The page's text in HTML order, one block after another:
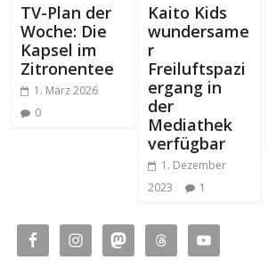
TV-Plan der
Woche: Die
Kapsel im
Zitronentee
1. März 2026
0
Kaito Kids
wundersame
r
Freiluftspazi
ergang in
der
Mediathek
verfügbar
1. Dezember
2023
1